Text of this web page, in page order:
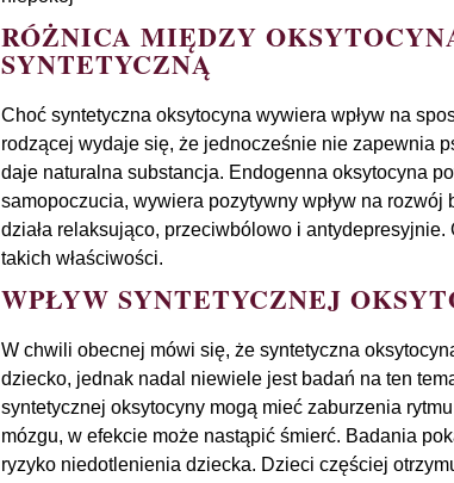
RÓŻNICA MIĘDZY
SYNTETYCZNĄ
Choć syntetyczna oksytocyna wywiera wpływ na
rodzącej wydaje się, że jednocześnie nie zapewnia
daje naturalna substancja. Endogenna oksytocyna
samopoczucia, wywiera pozytywny wpływ na
działa relaksująco, przeciwbólowo i
takich właściwości.
WPŁYW SYNTETYCZNEJ
W chwili obecnej mówi się, że syntetyczna
dziecko, jednak nadal niewiele jest badań na ten
syntetycznej oksytocyny mogą mieć zaburzenia
mózgu, w efekcie może nastąpić śmierć. Badania
ryzyko niedotlenienia dziecka. Dzieci częściej